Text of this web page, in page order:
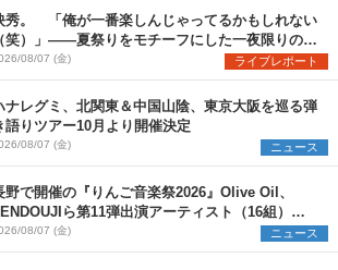
秀。 「俺が一番楽しんじゃってるかもしれない
（笑）」――夏祭りをモチーフにした一夜限りのス
シャルライブ『色祭』レポート
08/07 (金) ライブレポート
ナレグミ、北関東＆中国山陰、東京大阪を巡る弾
語りツアー10月より開催決定
08/07 (金) ニュース
野で開催の『りんご音楽祭2026』Olive Oil、
ら第11弾出演アーティスト（16組）を
表08/07 (金) ニュース